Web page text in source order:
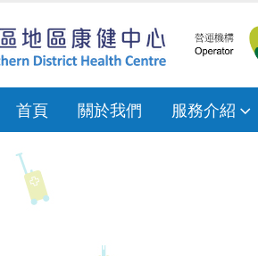
首頁 關於我們 服務介紹